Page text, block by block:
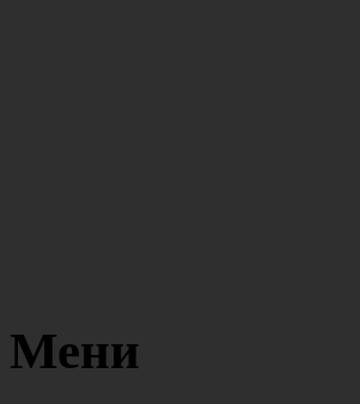
Мени